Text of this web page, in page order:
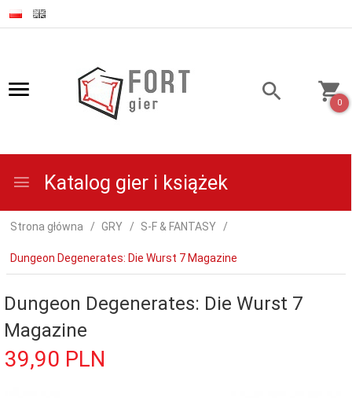
0
Katalog gier i książek
Strona główna GRY S-F & FANTASY
Dungeon Degenerates: Die Wurst 7 Magazine
Dungeon Degenerates: Die Wurst 7
Magazine
39,90 PLN